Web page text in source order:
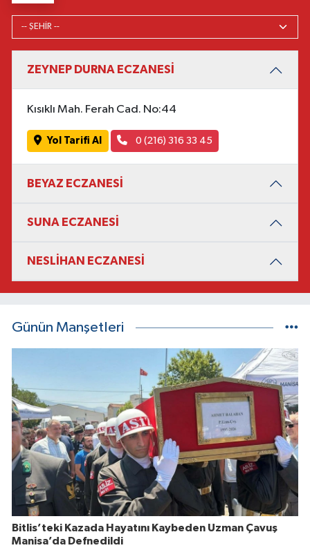
ZEYNEP DURNA ECZANESİ
Kısıklı Mah. Ferah Cad. No:44
Yol Tarifi Al 0 (216) 316 33 45
BEYAZ ECZANESİ
SUNA ECZANESİ
NESLİHAN ECZANESİ
Günün Manşetleri
Bitlis’teki Kazada Hayatını Kaybeden Uzman Çavuş
Manisa’da Defnedildi